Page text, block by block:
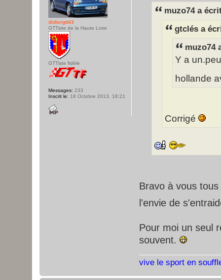
muzo74 a
gtclés a
muzo74
Y a
hollande
Corrigé
Bravo à vous
l'envie de
Pour moi un seul
souvent.
vive le sport en
didiergtt43
GTTiste de la Haute Loire
GTTiste fidèle
Messages: 233
Inscrit le: 18 Octobre 2013, 18:21